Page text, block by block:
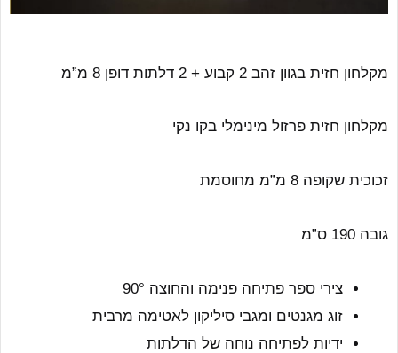
מקלחון חזית בגוון זהב 2 קבוע + 2 דלתות דופן 8 מ”מ
מקלחון חזית פרזול מינימלי בקו נקי
זכוכית שקופה 8 מ”מ מחוסמת
גובה 190 ס”מ
צירי ספר פתיחה פנימה והחוצה 90°
זוג מגנטים ומגבי סיליקון לאטימה מרבית
ידיות לפתיחה נוחה של הדלתות